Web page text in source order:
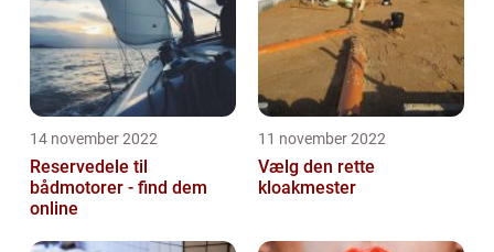
14 november 2022
Reservedele til
bådmotorer - find dem
online
11 november 2022
Vælg den rette
kloakmester